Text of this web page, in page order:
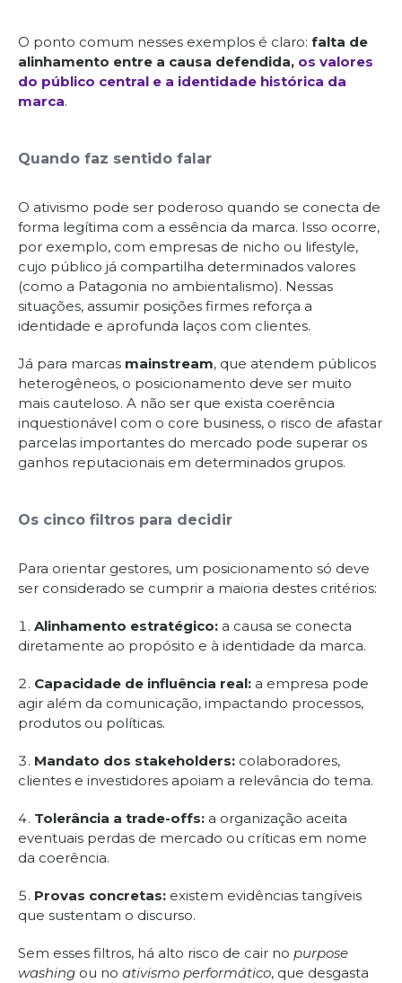
O ponto comum nesses exemplos é claro: falta de
alinhamento entre a causa defendida, os valores
do público central e a identidade histórica da
marca.
Quando faz sentido falar
O ativismo pode ser poderoso quando se conecta de
forma legítima com a essência da marca. Isso ocorre,
por exemplo, com empresas de nicho ou lifestyle,
cujo público já compartilha determinados valores
(como a Patagonia no ambientalismo). Nessas
situações, assumir posições firmes reforça a
identidade e aprofunda laços com clientes.
Já para marcas mainstream, que atendem públicos
heterogêneos, o posicionamento deve ser muito
mais cauteloso. A não ser que exista coerência
inquestionável com o core business, o risco de afastar
parcelas importantes do mercado pode superar os
ganhos reputacionais em determinados grupos.
Os cinco filtros para decidir
Para orientar gestores, um posicionamento só deve
ser considerado se cumprir a maioria destes critérios:
Alinhamento estratégico: a causa se conecta
diretamente ao propósito e à identidade da marca.
Capacidade de influência real: a empresa pode
agir além da comunicação, impactando processos,
produtos ou políticas.
Mandato dos stakeholders: colaboradores,
clientes e investidores apoiam a relevância do tema.
Tolerância a trade-offs: a organização aceita
eventuais perdas de mercado ou críticas em nome
da coerência.
Provas concretas: existem evidências tangíveis
que sustentam o discurso.
Sem esses filtros, há alto risco de cair no purpose
washing ou no ativismo performático, que desgasta